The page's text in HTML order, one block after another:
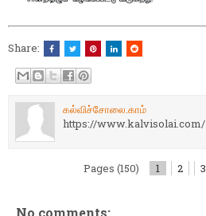
Share:
கல்விச்சோலை.காம்
https://www.kalvisolai.com/
Pages (150) 1 2 3
No comments: